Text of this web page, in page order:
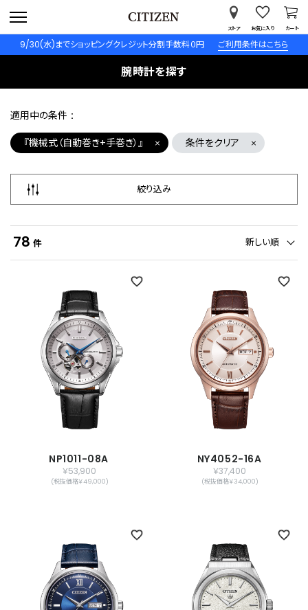
9/30(水)までショッピングクレジット分割手数料０円 ご利用条件はこちら
ストア お気に入り カート
腕時計を探す
適用中の条件
『機械式（自動巻き+手巻き）』
条件をクリア
絞り込み
78 件 新しい順
NP1011-08A
￥53,900
(税抜価格￥49,000)
NY4052-16A
￥37,400
(税抜価格￥34,000)